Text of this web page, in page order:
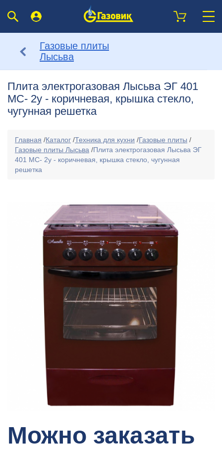
Газовые плиты
Лысьва
Плита электрогазовая Лысьва ЭГ 401
МС- 2у - коричневая, крышка стекло,
чугунная решетка
Главная /Каталог /Техника для кухни /Газовые плиты /
Газовые плиты Лысьва /Плита электрогазовая Лысьва ЭГ
401 МС- 2у - коричневая, крышка стекло, чугунная
решетка
Можно заказать